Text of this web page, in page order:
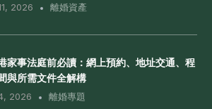
2026 離婚資產
家事法庭前必讀：網上預約、地址交通、程
與所需文件全解構
2026 離婚專題